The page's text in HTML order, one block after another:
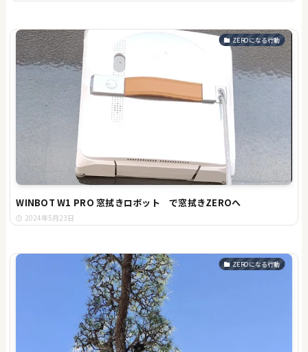
ZEROになる行動
WINBOT W1 PRO 窓拭きロボット で窓拭きZEROへ
2024年5月23日
ZEROになる行動